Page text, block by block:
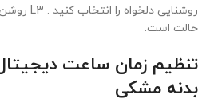
حالت است.
تنظیم زمان ساعت
بدنه مشکی